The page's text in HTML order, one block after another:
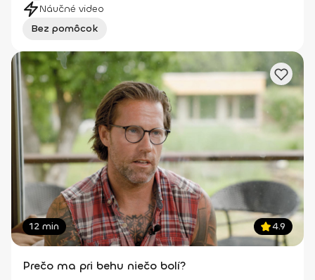
Náučné video
Bez pomôcok
12 min 4.9
Prečo ma pri behu niečo bolí?